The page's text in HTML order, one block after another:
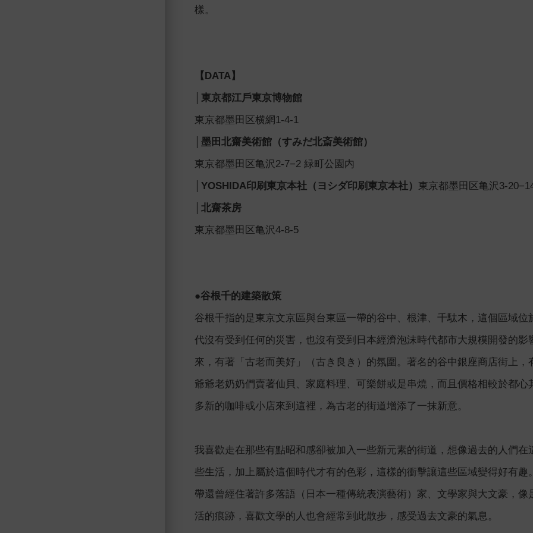
樣。
【DATA】
│東京都江戶東京博物館
東京都墨田区横網1-4-1
│墨田北齋美術館（すみだ北斎美術館）
東京都墨田区亀沢2-7−2 緑町公園内
│YOSHIDA印刷東京本社（ヨシダ印刷東京本社） 東京都墨田区亀沢3-
│北齋茶房
東京都墨田区亀沢4-8-5
●谷根千的建築散策
谷根千指的是東京文京區與台東區一帶的谷中、根津、千駄木，這個區域
代沒有受到任何的災害，也沒有受到日本經濟泡沫時代都市大規模開發的
來，有著「古老而美好」（古き良き）的氛圍。著名的谷中銀座商店街上
爺爺老奶奶們賣著仙貝、家庭料理、可樂餅或是串燒，而且價格相較於都
多新的咖啡或小店來到這裡，為古老的街道增添了一抹新意。
我喜歡走在那些有點昭和感卻被加入一些新元素的街道，想像過去的人們
些生活，加上屬於這個時代才有的色彩，這樣的衝擊讓這些區域變得好有
帶還曾經住著許多落語（日本一種傳統表演藝術）家、文學家與大文豪，
活的痕跡，喜歡文學的人也會經常到此散步，感受過去文豪的氣息。